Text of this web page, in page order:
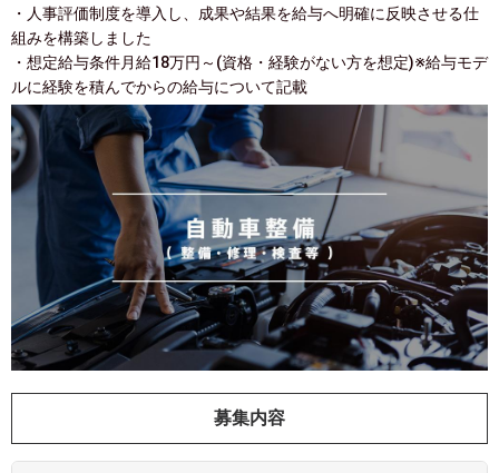
・人事評価制度を導入し、成果や結果を給与へ明確に反映させる仕
組みを構築しました
・想定給与条件月給18万円～(資格・経験がない方を想定)※給与モデ
ルに経験を積んでからの給与について記載
募集内容